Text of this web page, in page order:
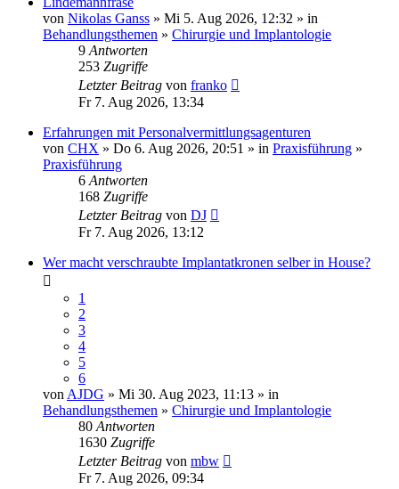
von Nikolas Ganss » Mi 5. Aug 2026, 12:32 » in
Behandlungsthemen » Chirurgie und Implantologie
9 Antworten
253 Zugriffe
Letzter Beitrag von franko
Fr 7. Aug 2026, 13:34
Erfahrungen mit Personalvermittlungsagenturen
von CHX » Do 6. Aug 2026, 20:51 » in Praxisführung »
Praxisführung
6 Antworten
168 Zugriffe
Letzter Beitrag von DJ
Fr 7. Aug 2026, 13:12
Wer macht verschraubte Implantatkronen selber in House?
1
2
3
4
5
6
von AJDG » Mi 30. Aug 2023, 11:13 » in
Behandlungsthemen » Chirurgie und Implantologie
80 Antworten
1630 Zugriffe
Letzter Beitrag von mbw
Fr 7. Aug 2026, 09:34